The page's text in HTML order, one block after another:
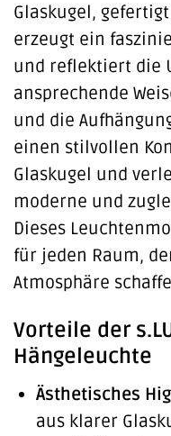
Glaskugel,
erzeugt ein
und reflektiert die
ansprechende
und die
einen stilvollen
Glaskugel und
moderne und
Dieses
für jeden Raum,
Atmosphäre
Vorteile der
Hängeleuchte
Ästhetisches
aus klarer